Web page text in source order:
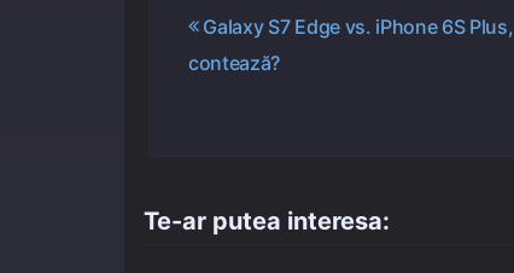
Navigare
Galaxy S7 Edge vs. iPhone 6S Plus,
contează?
Te-ar putea interesa: